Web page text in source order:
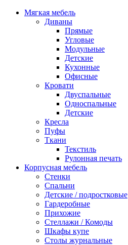
Мягкая мебель
Диваны
Прямые
Угловые
Модульные
Детские
Кухонные
Офисные
Кровати
Двуспальные
Односпальные
Детские
Кресла
Пуфы
Ткани
Текстиль
Рулонная печать
Корпусная мебель
Стенки
Спальни
Детские / подростковые
Гардеробные
Прихожие
Стеллажи / Комоды
Шкафы купе
Столы журнальные